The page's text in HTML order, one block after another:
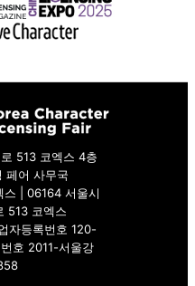
513 코엑스 4층
페어 사무국
스 | 06164 서울시
513 코엑스
자등록번호 120-
호 2011-서울강